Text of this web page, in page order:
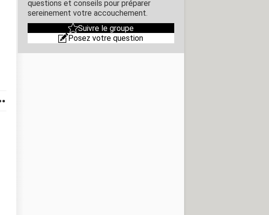
questions et conseils pour préparer
sereinement votre accouchement.
Suivre le groupe
Posez votre question